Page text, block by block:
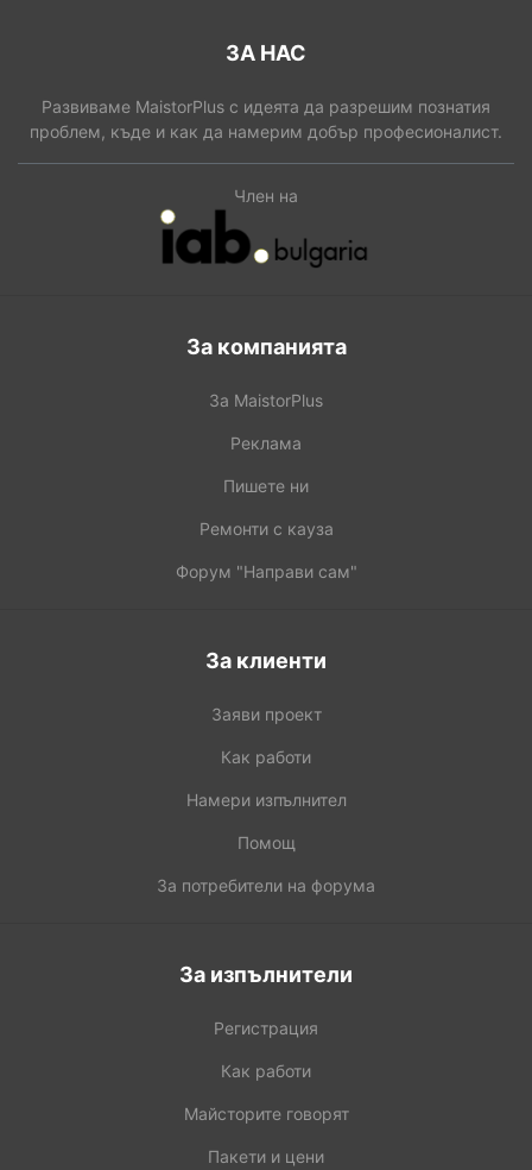
ЗА НАС
Развиваме MaistorPlus с идеята да разрешим познатия
проблем, къде и как да намерим добър професионалист.
Член на
За компанията
За MaistorPlus
Реклама
Пишете ни
Ремонти с кауза
Форум "Направи сам"
За клиенти
Заяви проект
Как работи
Намери изпълнител
Помощ
За потребители на форума
За изпълнители
Регистрация
Как работи
Майсторите говорят
Пакети и цени